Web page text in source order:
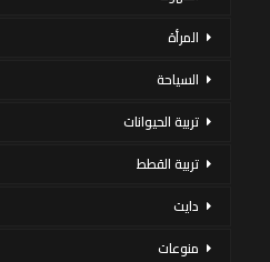
المرأة
السياحة
تربية الحيوانات
تربية القطط
دايت
منوعات